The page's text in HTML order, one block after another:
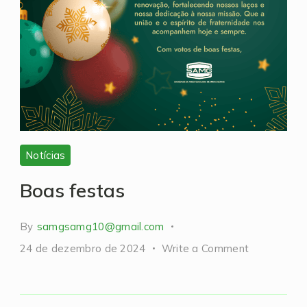
Notícias
Boas festas
By samgsamg10@gmail.com
24 de dezembro de 2024
Write a Commenton
festas